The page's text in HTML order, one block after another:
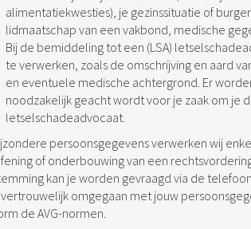
alimentatiekwesties), je gezinssituatie of
lidmaatschap van een vakbond, medische
Bij de bemiddeling tot een (LSA)
te verwerken, zoals de omschrijving en aard
en eventuele medische achtergrond. Er
noodzakelijk geacht wordt voor je zaak om je
letselschadeadvocaat.
persoonsgegevens verwerken wij
of onderbouwing van een
kan je worden gevraagd via de
omgegaan met jouw
de AVG-normen.